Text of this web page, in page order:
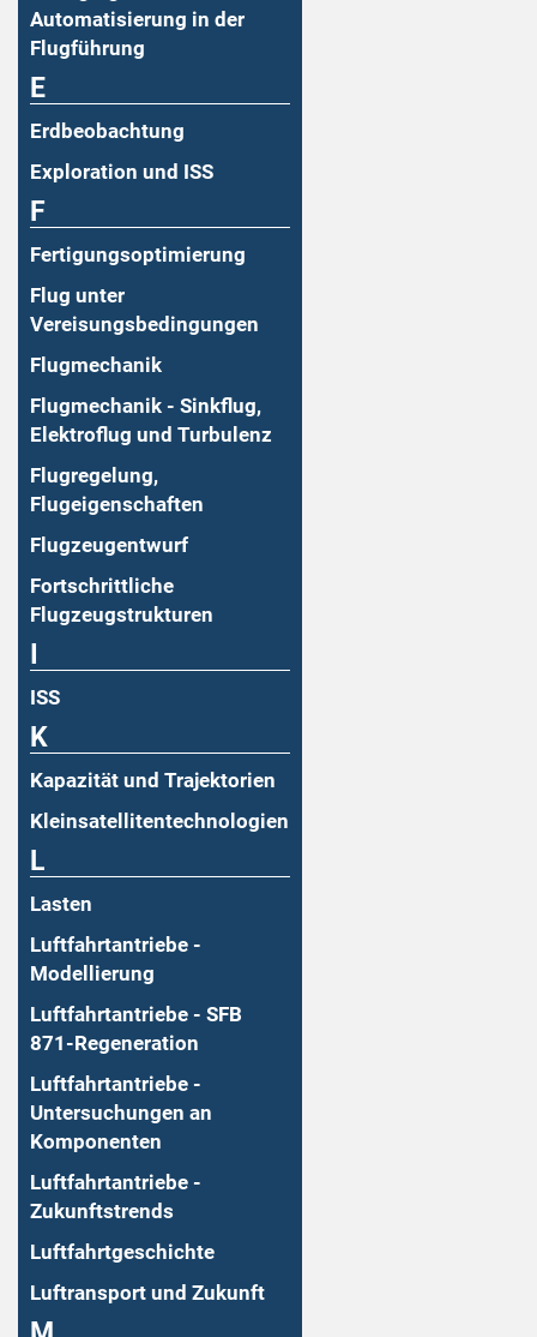
Automatisierung in der
Flugführung
E
Erdbeobachtung
Exploration und ISS
F
Fertigungsoptimierung
Flug unter
Vereisungsbedingungen
Flugmechanik
Flugmechanik - Sinkflug,
Elektroflug und Turbulenz
Flugregelung,
Flugeigenschaften
Flugzeugentwurf
Fortschrittliche
Flugzeugstrukturen
ISS
K
Kapazität und Trajektorien
Kleinsatellitentechnologien
L
Lasten
Luftfahrtantriebe -
Modellierung
Luftfahrtantriebe - SFB
871-Regeneration
Luftfahrtantriebe -
Untersuchungen an
Komponenten
Luftfahrtantriebe -
Zukunftstrends
Luftfahrtgeschichte
Luftransport und Zukunft